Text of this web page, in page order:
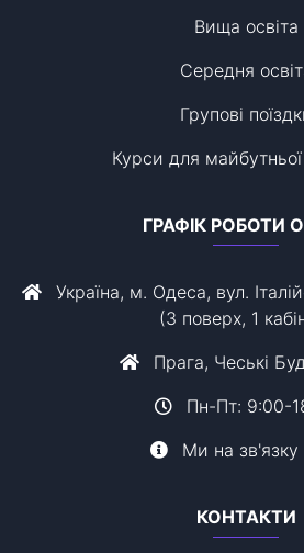
Вища освіта
Середня
Групові
Курси для майбутньої
ГРАФІК РОБОТИ
Україна, м. Одеса, вул.
(3 поверх, 1
Прага, Чеські
Пн-Пт: 9:00-
Ми на
КОНТАКТИ